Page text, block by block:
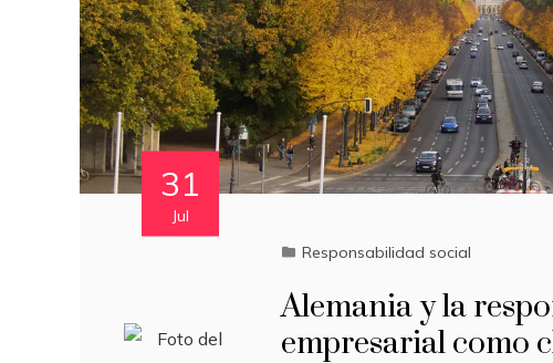
31
Jul
Responsabilidad social
Alemania y la
empresarial como